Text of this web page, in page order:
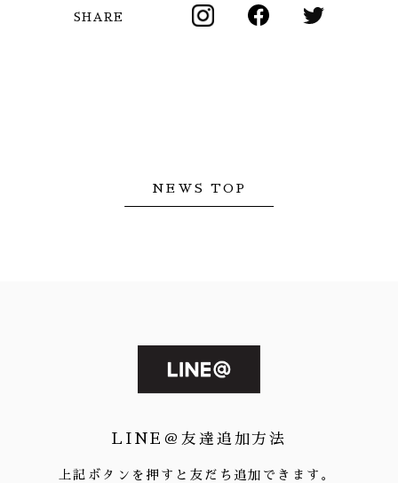
SHARE
NEWS TOP
LINE＠友達追加方法
上記ボタンを押すと友だち追加できます。